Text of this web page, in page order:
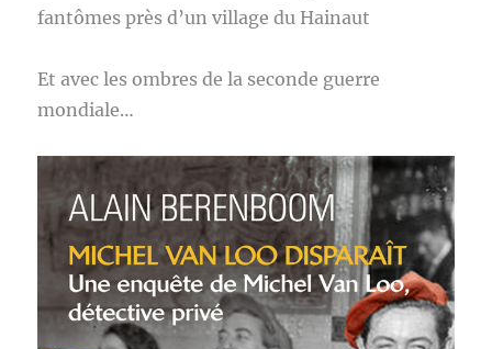
fantômes près d’un village du Hainaut
Et avec les ombres de la seconde guerre
mondiale…